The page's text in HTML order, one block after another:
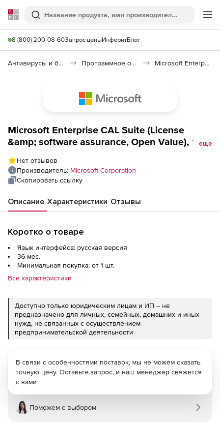
Softline
Поиск
8 (800) 200-08-60Запрос ценыИнферитБлог
Антивирусы и безопасность Программное обеспечение для контроля доступа Microsoft Enterprise CAL
Microsoft Enterprise CAL Suite (License
&amp; software assurance, Open Value), 1
with services All Languages
еще
Нет отзывов
Производитель: Microsoft Corporation
Скопировать ссылку
Описание Характеристики Отзывы
Коротко о товаре
Язык интерфейса: русская версия
36 мес.
Минимальная покупка: от 1 шт.
Все характеристики
Доступно только юридическим лицам и ИП – не
предназначено для личных, семейных, домашних и иных
нужд, не связанных с осуществлением
предпринимательской деятельности
В связи с особенностями поставок, мы не можем сказать
точную цену. Оставьте запрос, и наш менеджер свяжется
с вами
Поможем с выбором